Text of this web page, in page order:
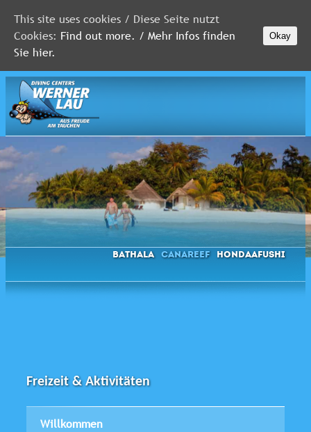
MALEDIVEN
ROTES
MEER
FLORIDA
Newsletter
Bathala Canareef Hondaafushi
Freizeit & Aktivitäten
Willkommen
This site uses cookies / Diese Seite nutzt
Cookies: Find out more. / Mehr Infos finden
Sie hier.
Okay